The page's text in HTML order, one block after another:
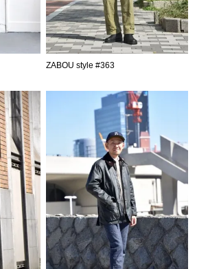
ZABOU style #363